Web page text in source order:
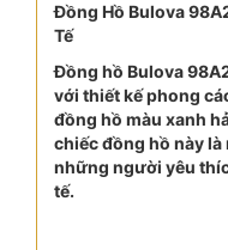
Đồng Hồ Bulova
Tế
Đồng hồ Bulova
với thiết kế phong
đồng hồ màu xanh
chiếc đồng hồ này
những người yêu
tế.